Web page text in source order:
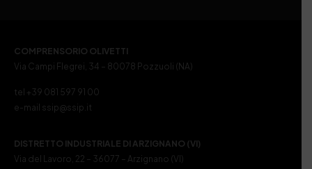
COMPRENSORIO OLIVETTI
Via Campi Flegrei, 34 – 80078 Pozzuoli (NA)
tel +39 081 597 91 00
e-mail ssip@ssip.it
DISTRETTO INDUSTRIALE DI ARZIGNANO (VI)
Via del Lavoro, 22 – 36077 – Arzignano (VI)